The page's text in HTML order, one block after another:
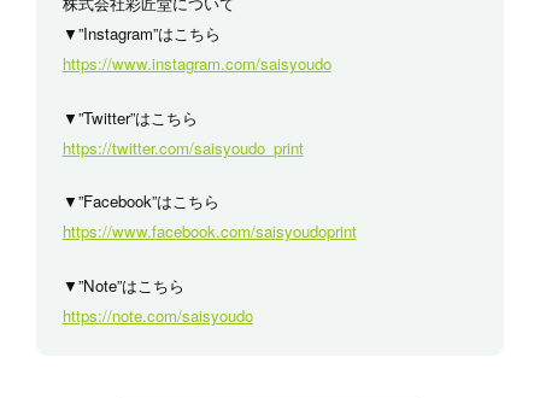
▼”Instagram”はこちら
https://www.instagram.com/saisyoudo
▼”Twitter”はこちら
https://twitter.com/saisyoudo_print
▼”Facebook”はこちら
https://www.facebook.com/saisyoudoprint
▼”Note”はこちら
https://note.com/saisyoudo